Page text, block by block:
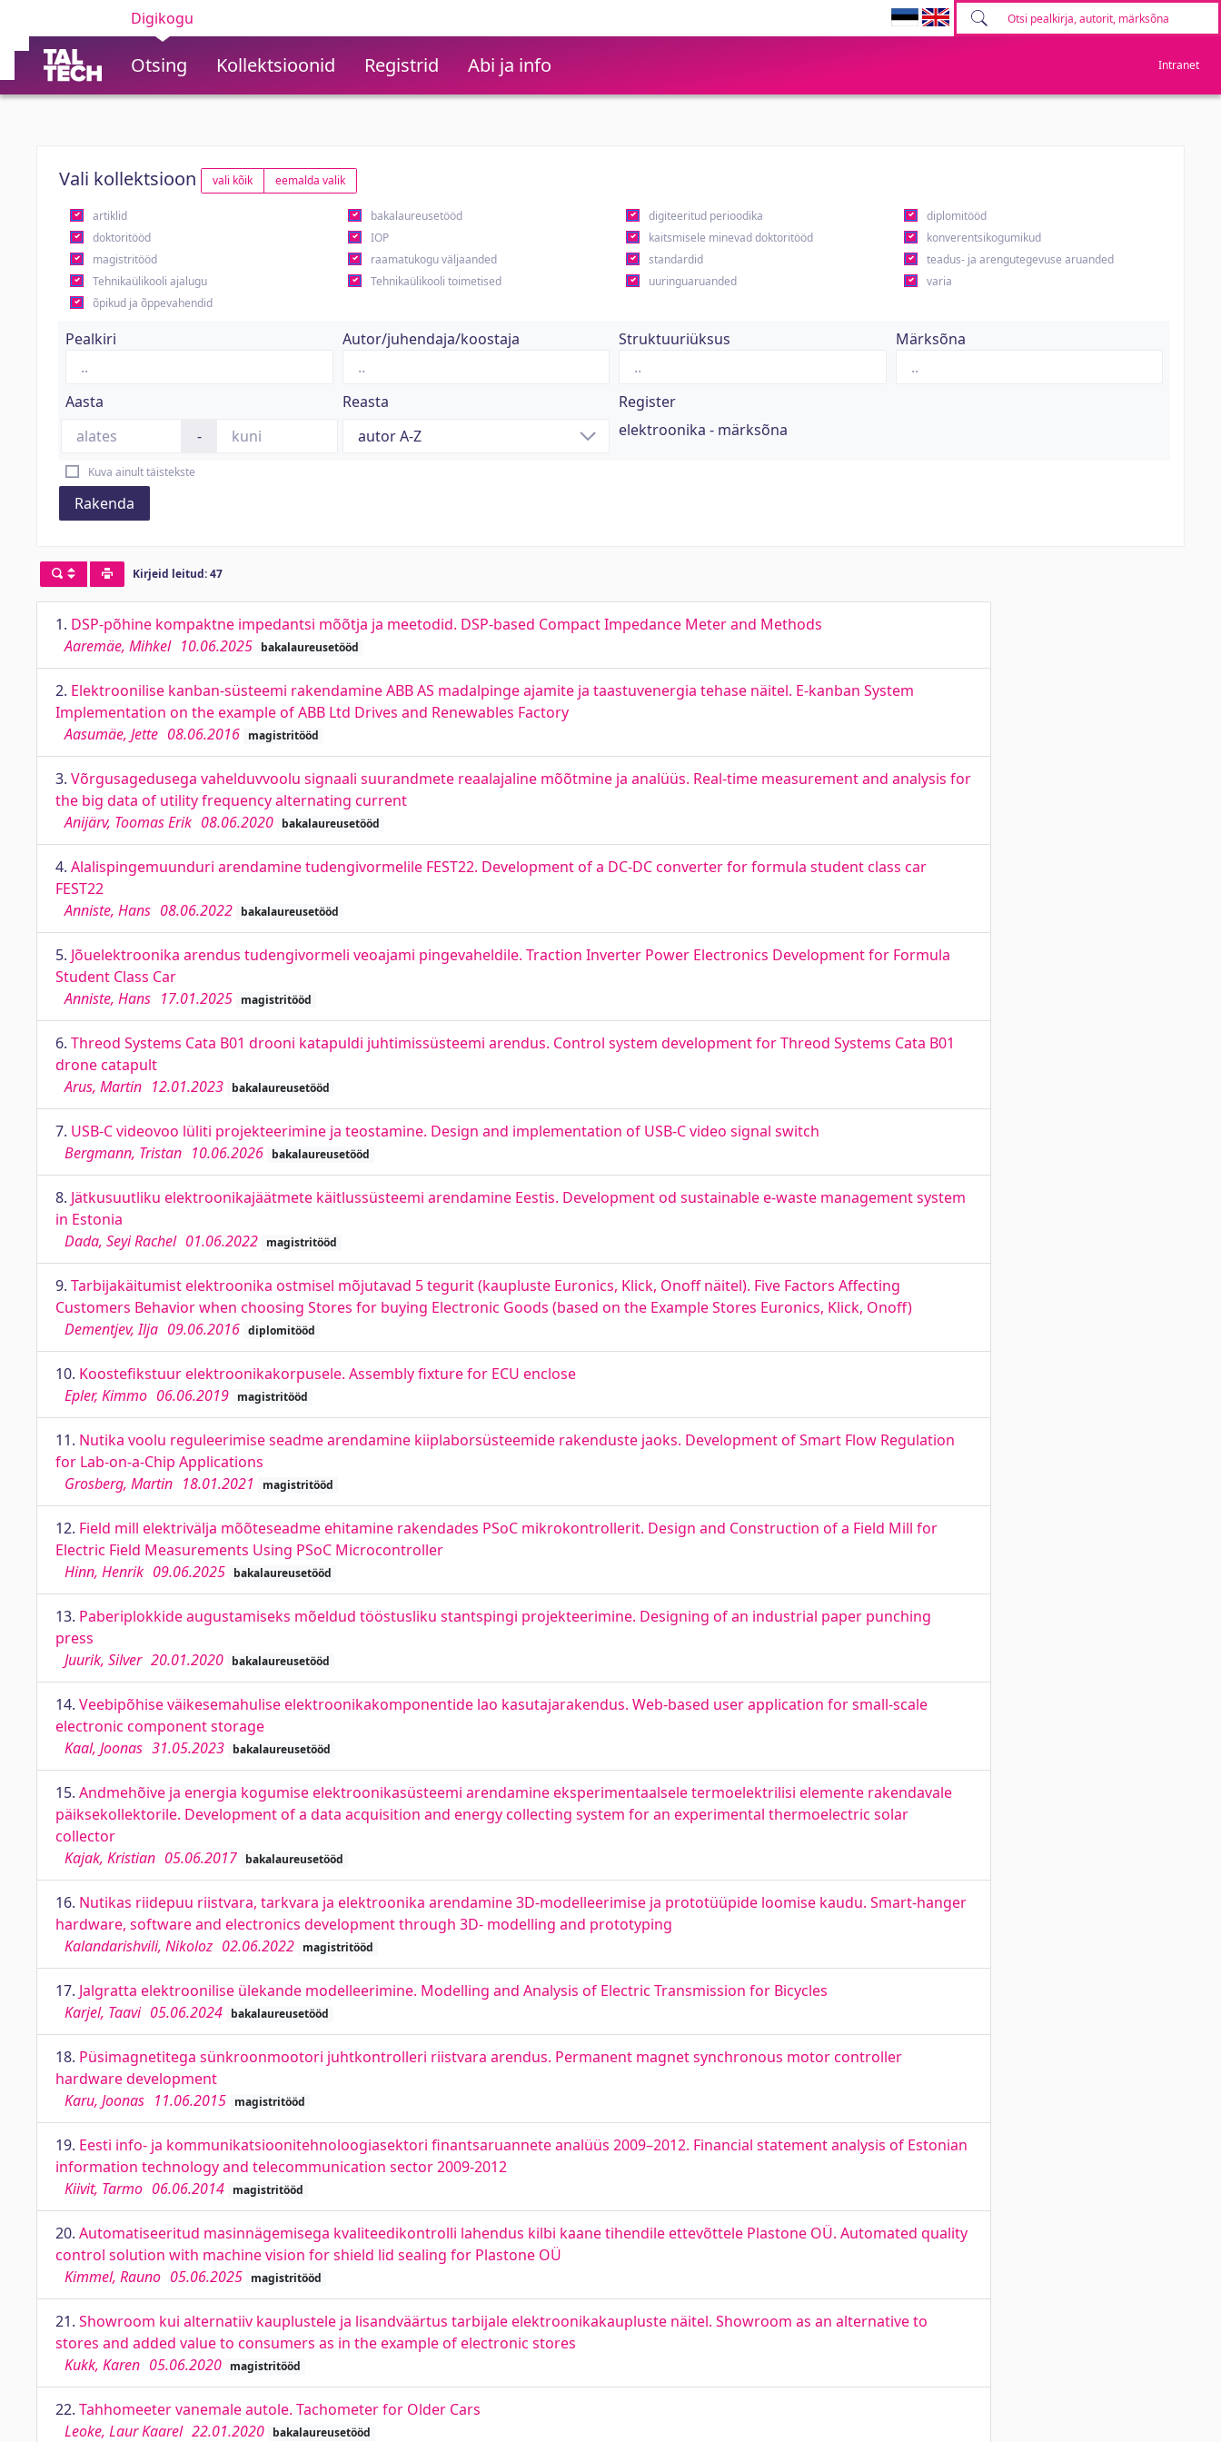
Digikogu
Otsing Kollektsioonid Registrid Abi ja info Intranet
Vali kollektsioon vali kõik eemalda valik
artiklid bakalaureusetööd digiteeritud perioodika
diplomitööd
doktoritööd
IOP kaitsmisele minevad doktoritööd
konverentsikogumikud
magistritööd
raamatukogu väljaanded standardid
teadus- ja arengutegevuse aruanded
Tehnikaülikooli ajalugu
Tehnikaülikooli toimetised uuringuaruanded
varia
õpikud ja õppevahendid
Pealkiri Autor/juhendaja/koostaja Struktuuriüksus Märksõna
Aasta
-
Reasta
Register
elektroonika - märksõna
Kuva ainult täistekste
Rakenda
Kirjeid leitud: 47
1. DSP-põhine kompaktne impedantsi mõõtja ja meetodid. DSP-based Compact Impedance Meter and Methods
Aaremäe, Mihkel 10.06.2025 bakalaureusetööd
2. Elektroonilise kanban-süsteemi rakendamine ABB AS madalpinge ajamite ja taastuvenergia tehase näitel. E-kanban System
Implementation on the example of ABB Ltd Drives and Renewables Factory
Aasumäe, Jette 08.06.2016 magistritööd
3. Võrgusagedusega vahelduvvoolu signaali suurandmete reaalajaline mõõtmine ja analüüs. Real-time measurement and analysis for
the big data of utility frequency alternating current
Anijärv, Toomas Erik 08.06.2020 bakalaureusetööd
4. Alalispingemuunduri arendamine tudengivormelile FEST22. Development of a DC-DC converter for formula student class car
FEST22
Anniste, Hans 08.06.2022 bakalaureusetööd
5. Jõuelektroonika arendus tudengivormeli veoajami pingevaheldile. Traction Inverter Power Electronics Development for Formula
Student Class Car
Anniste, Hans 17.01.2025 magistritööd
6. Threod Systems Cata B01 drooni katapuldi juhtimissüsteemi arendus. Control system development for Threod Systems Cata B01
drone catapult
Arus, Martin 12.01.2023 bakalaureusetööd
7. USB-C videovoo lüliti projekteerimine ja teostamine. Design and implementation of USB-C video signal switch
Bergmann, Tristan 10.06.2026 bakalaureusetööd
8. Jätkusuutliku elektroonikajäätmete käitlussüsteemi arendamine Eestis. Development od sustainable e-waste management system
in Estonia
Dada, Seyi Rachel 01.06.2022 magistritööd
9. Tarbijakäitumist elektroonika ostmisel mõjutavad 5 tegurit (kaupluste Euronics, Klick, Onoff näitel). Five Factors Affecting
Customers Behavior when choosing Stores for buying Electronic Goods (based on the Example Stores Euronics, Klick, Onoff)
Dementjev, Ilja 09.06.2016 diplomitööd
10. Koostefikstuur elektroonikakorpusele. Assembly fixture for ECU enclose
Epler, Kimmo 06.06.2019 magistritööd
11. Nutika voolu reguleerimise seadme arendamine kiiplaborsüsteemide rakenduste jaoks. Development of Smart Flow Regulation
for Lab-on-a-Chip Applications
Grosberg, Martin 18.01.2021 magistritööd
12. Field mill elektrivälja mõõteseadme ehitamine rakendades PSoC mikrokontrollerit. Design and Construction of a Field Mill for
Electric Field Measurements Using PSoC Microcontroller
Hinn, Henrik 09.06.2025 bakalaureusetööd
13. Paberiplokkide augustamiseks mõeldud tööstusliku stantspingi projekteerimine. Designing of an industrial paper punching
press
Juurik, Silver 20.01.2020 bakalaureusetööd
14. Veebipõhise väikesemahulise elektroonikakomponentide lao kasutajarakendus. Web-based user application for small-scale
electronic component storage
Kaal, Joonas 31.05.2023 bakalaureusetööd
15. Andmehõive ja energia kogumise elektroonikasüsteemi arendamine eksperimentaalsele termoelektrilisi elemente rakendavale
päiksekollektorile. Development of a data acquisition and energy collecting system for an experimental thermoelectric solar
collector
Kajak, Kristian 05.06.2017 bakalaureusetööd
16. Nutikas riidepuu riistvara, tarkvara ja elektroonika arendamine 3D-modelleerimise ja prototüüpide loomise kaudu. Smart-hanger
hardware, software and electronics development through 3D- modelling and prototyping
Kalandarishvili, Nikoloz 02.06.2022 magistritööd
17. Jalgratta elektroonilise ülekande modelleerimine. Modelling and Analysis of Electric Transmission for Bicycles
Karjel, Taavi 05.06.2024 bakalaureusetööd
18. Püsimagnetitega sünkroonmootori juhtkontrolleri riistvara arendus. Permanent magnet synchronous motor controller
hardware development
Karu, Joonas 11.06.2015 magistritööd
19. Eesti info- ja kommunikatsioonitehnoloogiasektori finantsaruannete analüüs 2009–2012. Financial statement analysis of Estonian
information technology and telecommunication sector 2009-2012
Kiivit, Tarmo 06.06.2014 magistritööd
20. Automatiseeritud masinnägemisega kvaliteedikontrolli lahendus kilbi kaane tihendile ettevõttele Plastone OÜ. Automated quality
control solution with machine vision for shield lid sealing for Plastone OÜ
Kimmel, Rauno 05.06.2025 magistritööd
21. Showroom kui alternatiiv kauplustele ja lisandväärtus tarbijale elektroonikakaupluste näitel. Showroom as an alternative to
stores and added value to consumers as in the example of electronic stores
Kukk, Karen 05.06.2020 magistritööd
22. Tahhomeeter vanemale autole. Tachometer for Older Cars
Leoke, Laur Kaarel 22.01.2020 bakalaureusetööd